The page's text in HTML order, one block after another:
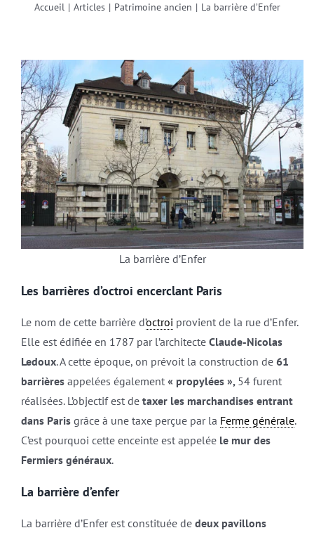
Accueil | Articles | Patrimoine ancien | La barrière d’Enfer
La barrière d’Enfer
Les barrières d’octroi encerclant Paris
Le nom de cette barrière d’octroi provient de la rue d’Enfer.
Elle est édifiée en 1787 par l’architecte Claude-Nicolas
Ledoux. A cette époque, on prévoit la construction de 61
barrièresappelées également « propylées », 54 furent
réalisées. L’objectif est de taxer les marchandises entrant
dans Parisgrâce à une taxe perçue par la Ferme générale.
C’est pourquoi cette enceinte est appelée le mur des
Fermiers généraux.
La barrière d’enfer
La barrière d’Enfer est constituée de deux pavillons